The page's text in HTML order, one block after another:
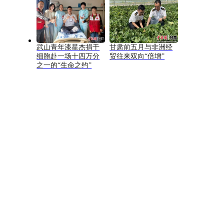
武山青年漆星杰捐干
细胞赴一场十四万分
之一的“生命之约”
甘肃前五月与非洲经
贸往来双向“倍增”